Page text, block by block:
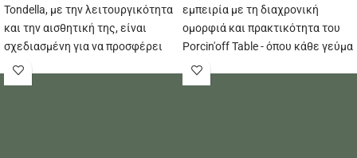
Tondella, με την λειτουργικότητα
και την αισθητική της, είναι
σχεδιασμένη για να προσφέρει
άνεση και στυλ στον χώρο σας!
εμπειρία με τη διαχρονική
ομορφιά και πρακτικότητα του
Porcin'off Table - όπου κάθε γεύμα
γίνεται μια αξέχαστη εμπειρία.